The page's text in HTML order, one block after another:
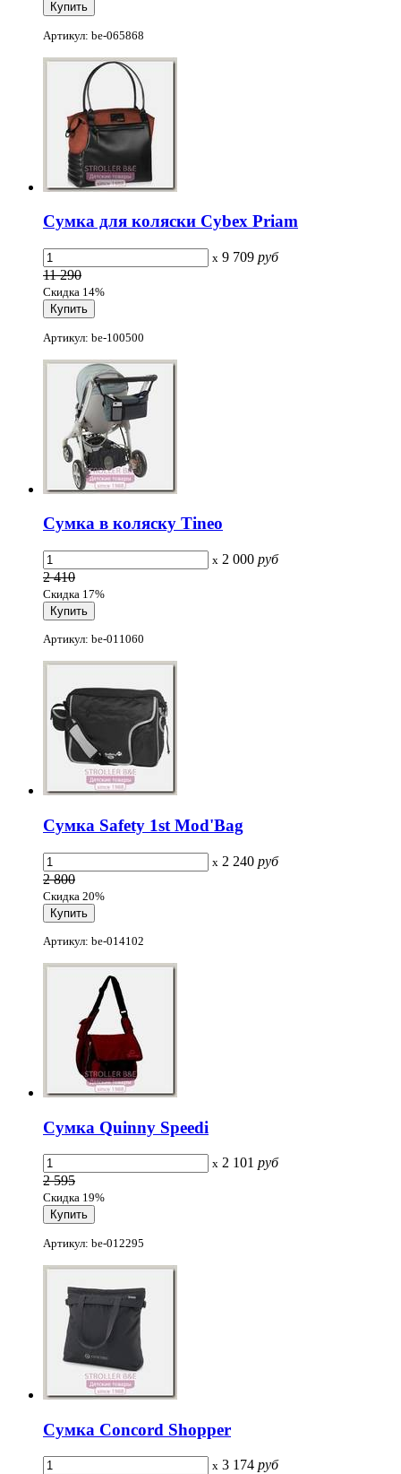
Артикул: be-065868
Сумка для коляски Cybex Priam
x 9 709 руб
11 290
Скидка 14%
Артикул: be-100500
Сумка в коляску Tineo
x 2 000 руб
2 410
Скидка 17%
Артикул: be-011060
Сумка Safety 1st Mod'Bag
x 2 240 руб
2 800
Скидка 20%
Артикул: be-014102
Сумка Quinny Speedi
x 2 101 руб
2 595
Скидка 19%
Артикул: be-012295
Сумка Concord Shopper
x 3 174 руб